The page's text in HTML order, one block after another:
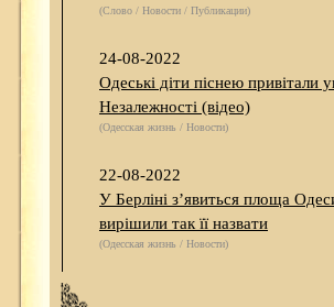
(Слово / Новости / Публикации)
24-08-2022
Одеські діти піснею привітали
Незалежності (відео)
(Одесская жизнь / Новости)
22-08-2022
У Берліні з’явиться площа
вирішили так її назвати
(Одесская жизнь / Новости)